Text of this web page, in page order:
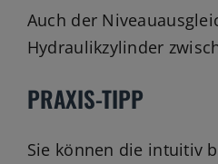
Auch der
Hydraulikzylinder
PRAXIS-TIPP
Sie können die intuitiv